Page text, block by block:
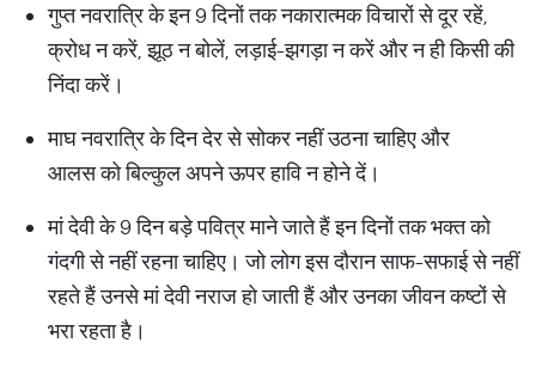
गुप्त नवरात्रि के इन 9 दिनों तक नकारात्मक विचारों से दूर रहें,
क्रोध न करें, झूठ न बोलें, लड़ाई-झगड़ा न करें और न ही किसी की
निंदा करें।
माघ नवरात्रि के दिन देर से सोकर नहीं उठना चाहिए और
आलस को बिल्कुल अपने ऊपर हावि न होने दें।
मां देवी के 9 दिन बड़े पवित्र माने जाते हैं इन दिनों तक भक्त को
गंदगी से नहीं रहना चाहिए। जो लोग इस दौरान साफ-सफाई से नहीं
रहते हैं उनसे मां देवी नराज हो जाती हैं और उनका जीवन कष्टों से
भरा रहता है।